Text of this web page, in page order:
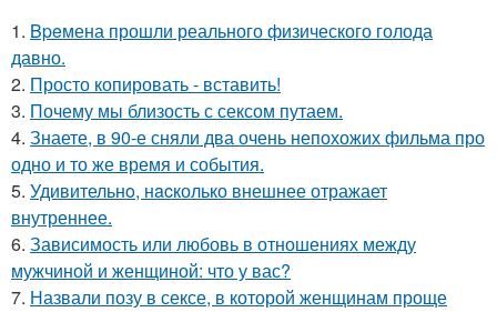
1. Bpeмена прошли реального физического голода
давно.
2. Просто копировать - вставить!
3. Почему мы близость с сексом путаем.
4. Знаете, в 90-е сняли два очень непохожих фильма про
одно и то же время и события.
5. Удивительнo, нacколько внешнее отражает
внутреннее.
6. Зависимость или любовь в отношениях между
мужчиной и женщиной: что у вас?
7. Назвали позу в сексе, в которой женщинам проще